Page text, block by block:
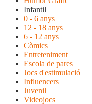
Infantil
0 - 6 anys
12 - 18 anys
6 - 12 anys
Còmics
Entreteniment
Escola de pares
Jocs d'estimulació
Influencers
Juvenil
Videojocs